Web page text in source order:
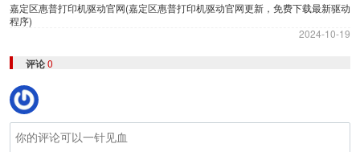
嘉定区惠普打印机驱动官网(嘉定区惠普打印机驱动官网更新，免费下载最新驱动
程序)
2024-10-19
评论0